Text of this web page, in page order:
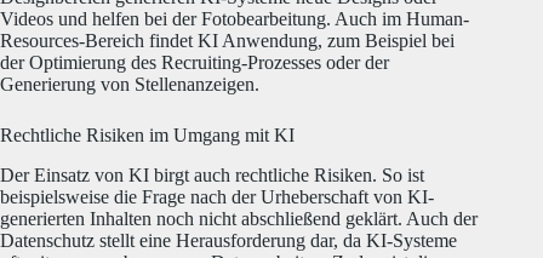
Videos und helfen bei der Fotobearbeitung. Auch im Human-
Resources-Bereich findet KI Anwendung, zum Beispiel bei
der Optimierung des Recruiting-Prozesses oder der
Generierung von Stellenanzeigen.
Rechtliche Risiken im Umgang mit KI
Der Einsatz von KI birgt auch rechtliche Risiken. So ist
beispielsweise die Frage nach der Urheberschaft von KI-
generierten Inhalten noch nicht abschließend geklärt. Auch der
Datenschutz stellt eine Herausforderung dar, da KI-Systeme